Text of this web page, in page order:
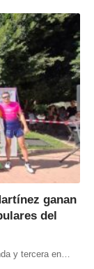
ganan
del
y tercera en…